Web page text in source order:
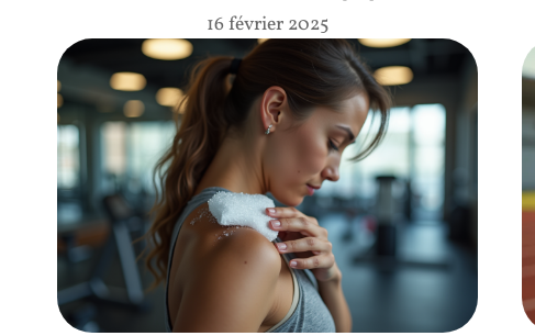
16 février 2025